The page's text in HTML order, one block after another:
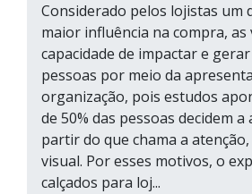
Considerado pelos lojistas um
maior influência na compra,
capacidade de impactar e
pessoas por meio da
organização, pois estudos
de 50% das pessoas decidem a
partir do que chama a
visual. Por esses motivos, o
calçados para loj...